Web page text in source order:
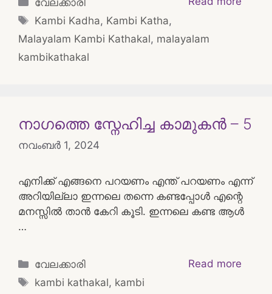
Tags
Kambi Kadha, Kambi Katha,
Malayalam Kambi Kathakal, malayalam
kambikathakal
നാഗത്തെ സ്നേഹിച്ച കാമുകൻ – 5
നവംബർ 1, 2024
എനിക്ക് എങ്ങനെ പറയണം എന്ത് പറയണം എന്ന്
അറിയില്ലാ ഇന്നലെ തന്നെ കണ്ടപ്പോൾ എന്റെ
മനസ്സിൽ താൻ കേറി കൂടി. ഇന്നലെ കണ്ട ആൾ
…
Read more
Categories
വേലക്കാരി
Tags
kambi kathakal, kambi